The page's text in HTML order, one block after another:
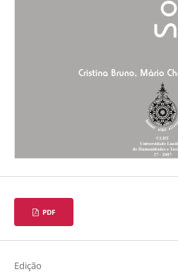
PDF
Edição